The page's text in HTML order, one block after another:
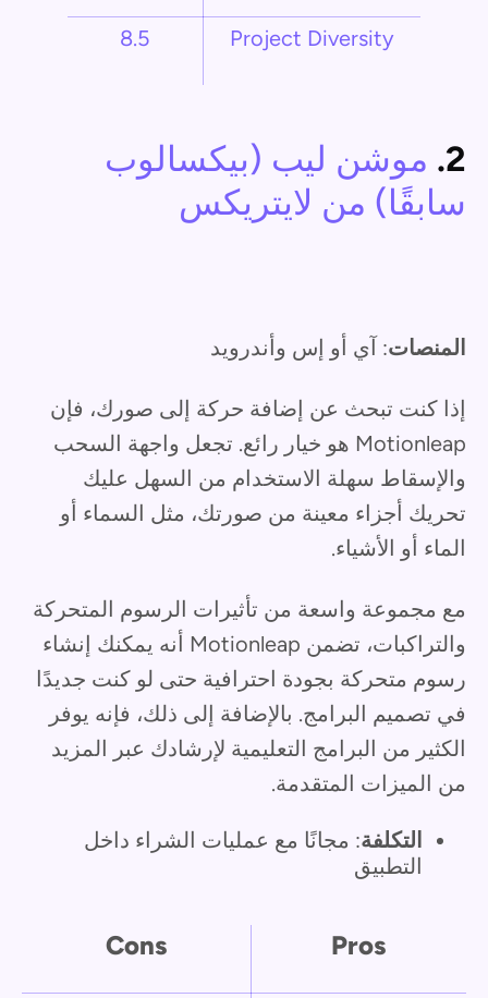
Project Diversity
8.5
2. موشن ليب (بيكسالوب
سابقًا) من لايتريكس
المنصات: آي أو إس وأندرويد
إذا كنت تبحث عن إضافة حركة إلى صورك، فإن
Motionleap هو خيار رائع. تجعل واجهة السحب
والإسقاط سهلة الاستخدام من السهل عليك
تحريك أجزاء معينة من صورتك، مثل السماء أو
الماء أو الأشياء.
مع مجموعة واسعة من تأثيرات الرسوم المتحركة
والتراكبات، تضمن Motionleap أنه يمكنك إنشاء
رسوم متحركة بجودة احترافية حتى لو كنت جديدًا
في تصميم البرامج. بالإضافة إلى ذلك، فإنه يوفر
الكثير من البرامج التعليمية لإرشادك عبر المزيد
من الميزات المتقدمة.
التكلفة: مجانًا مع عمليات الشراء داخل
التطبيق
Pros
Cons